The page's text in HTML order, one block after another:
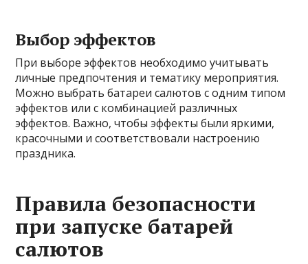
Выбор эффектов
При выборе эффектов необходимо учитывать
личные предпочтения и тематику мероприятия.
Можно выбрать батареи салютов с одним типом
эффектов или с комбинацией различных
эффектов. Важно, чтобы эффекты были яркими,
красочными и соответствовали настроению
праздника.
Правила безопасности
при запуске батарей
салютов